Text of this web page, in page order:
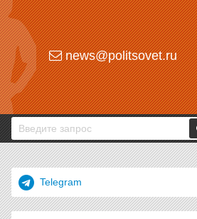
news@politsovet.ru
Telegram